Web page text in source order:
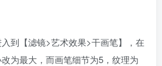
到【滤镜>艺术效果>干画笔】，在
为最大，而画笔细节为5，纹理为